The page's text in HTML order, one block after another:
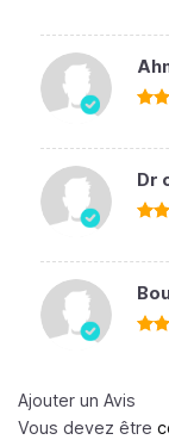
Dr
Ajouter un Avis
Vous devez être